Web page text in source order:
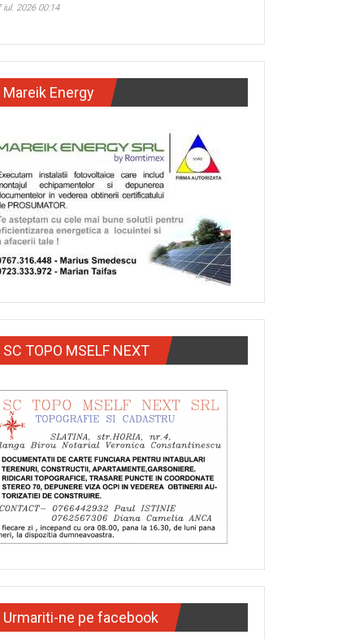
iul. 2026 00:14
Mareik Energy
SC TOPO MSELF NEXT
Urmariti-ne pe facebook